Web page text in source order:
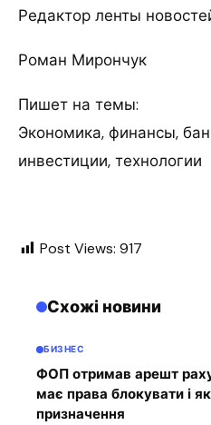
Редактор ленты
Роман Мирончук
Пишет на темы:
Экономика, финансы,
инвестиции, технологии
Post Views: 917
Схожі новини
БИЗНЕС
ФОП отримав арешт
має права блокувати і
призначення